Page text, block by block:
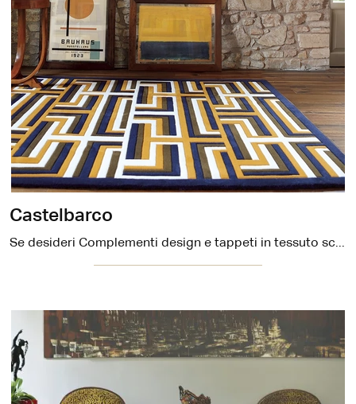
Castelbarco
Se desideri Complementi design e tappeti in tessuto scopri di più sul modello Castelbarco del marchio Carpet Edition.